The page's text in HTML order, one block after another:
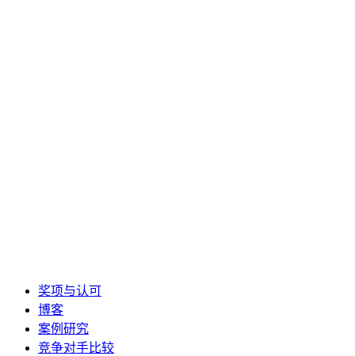
奖项与认可
博客
案例研究
竞争对手比较